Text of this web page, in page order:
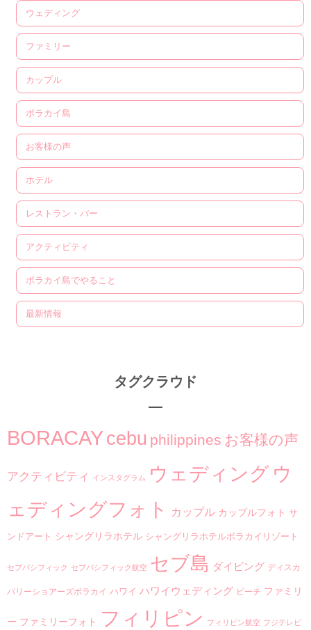
ウェディング
ファミリー
カップル
ボラカイ島
お客様の声
ホテル
レストラン・バー
アクティビティ
ボラカイ島でやること
最新情報
タグクラウド
BORACAYcebu philippines お客様の声
アクティビティ インスタグラム ウェディング ウ
ェディングフォト
カップル カップルフォト サ
ンドアート シャングリラホテル シャングリラホテルボラカイリゾート
セブパシフィック セブパシフィック航空 セブ島 ダイビング ディスカ
バリーショアーズボラカイ ハワイ ハワイウェディング ビーチ ファミリ
ー ファミリーフォト フィリピン フィリピン航空 フジテレビ